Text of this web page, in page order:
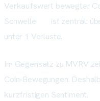
Verkaufswert bewegter
Schwelle
ist zentral:
unter 1 Verluste.
Im Gegensatz zu MVRV
Coin-Bewegungen.
kurzfristigen Sentiment.